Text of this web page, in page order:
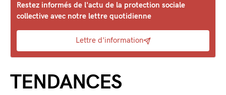
Restez informés de l'actu de la protection sociale
collective avec notre lettre quotidienne
Lettre d'information
TENDANCES